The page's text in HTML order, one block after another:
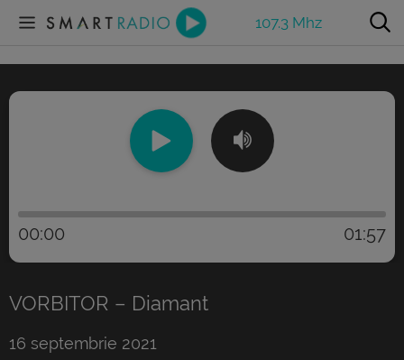
107.3 Mhz
00:00 01:57
VORBITOR – Diamant
16 septembrie 2021